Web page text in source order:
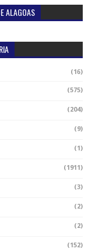
ALAGOAS
(16)
(575)
(204)
(9)
(1)
(1911)
(3)
(2)
(2)
(152)